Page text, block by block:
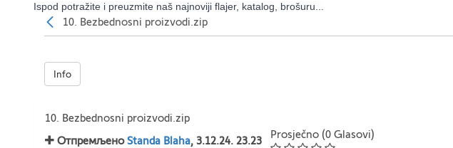
Ispod potražite i preuzmite naš najnoviji flajer, katalog, brošuru...
Nazad
10. Bezbednosni proizvodi.zip
Info
10. Bezbednosni proizvodi.zip
ОтпремљеноStanda Blaha, 3.12.24. 23.23
Prosječno (0 Glasovi)